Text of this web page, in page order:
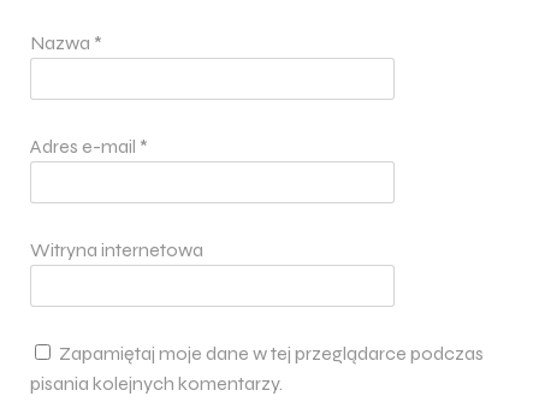
Nazwa *
Adres e-mail *
Witryna internetowa
Zapamiętaj moje dane w tej przeglądarce podczas
pisania kolejnych komentarzy.